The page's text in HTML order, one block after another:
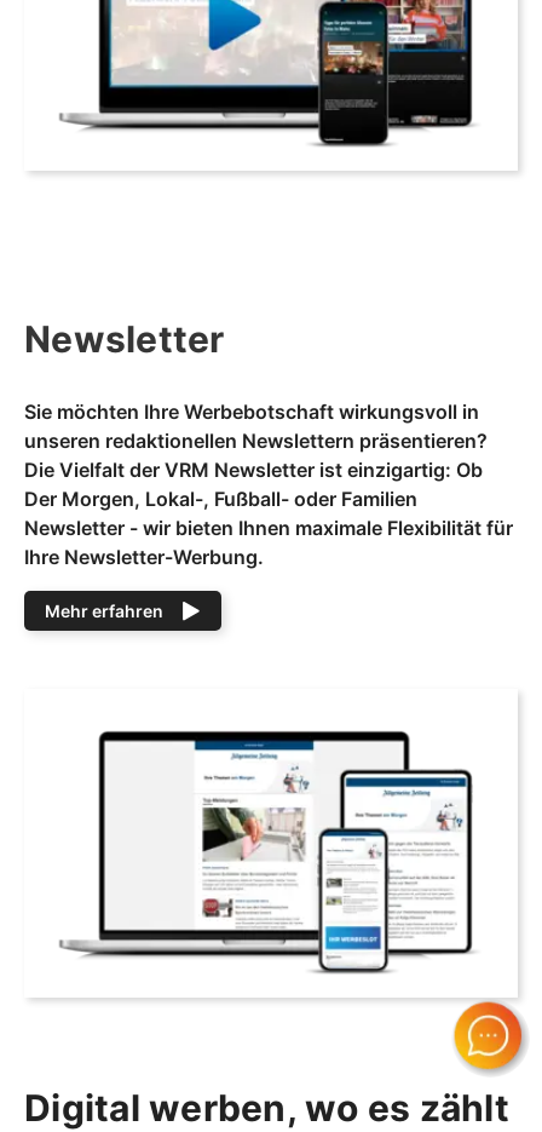
Newsletter
Sie möchten Ihre Werbebotschaft wirkungsvoll in
unseren redaktionellen Newslettern präsentieren?
Die Vielfalt der VRM Newsletter ist einzigartig: Ob
Der Morgen, Lokal-, Fußball- oder Familien
Newsletter - wir bieten Ihnen maximale Flexibilität für
Ihre Newsletter-Werbung.
Mehr erfahren
Digital werben, wo es zählt